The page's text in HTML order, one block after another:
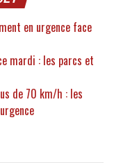
en urgence face
mardi : les parcs et
de 70 km/h : les